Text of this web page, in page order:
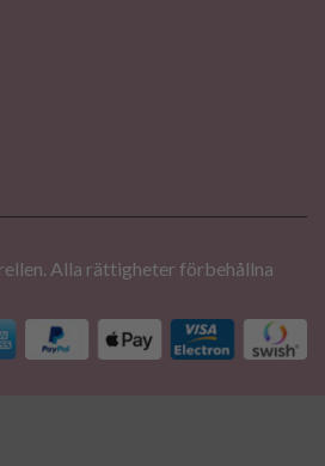
Alla rättigheter förbehållna